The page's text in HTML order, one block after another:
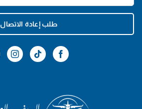
طلب إعادة الاتصال